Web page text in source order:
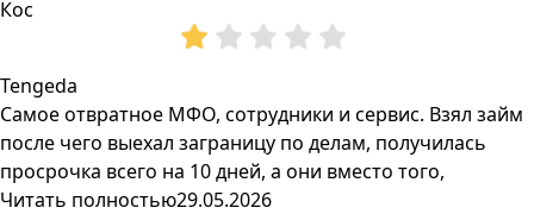
Кос
Tengeda
Самое отвратное МФО, сотрудники и сервис. Взял займ
после чего выехал заграницу по делам, получилась
просрочка всего на 10 дней, а они вместо того,
Читать полностью29.05.2026